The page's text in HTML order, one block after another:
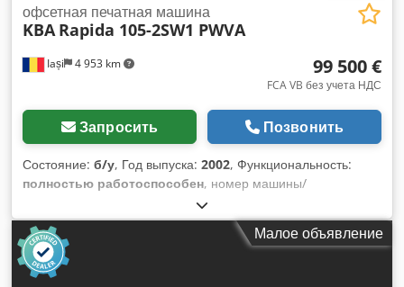
Iași 4 953 km
офсетная печатная машина
KBA Rapida 105-2SW1 PWVA
99 500 €
FCA VB без учета НДС
Запросить Позвонить
Состояние: б/у, Год выпуска: 2002, Функциональность:
полностью работоспособен, номер машины/
364080
максимальная ширина бумаги:1 000 мм, максимальная
высота бумаги:
, показание счетчика (чёрный):
345 000 000
входного тока:
Малое объявление